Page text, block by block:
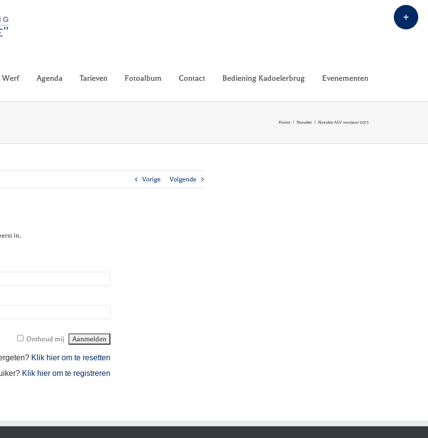
Werf Agenda Tarieven Fotoalbum Contact Bediening Kadoelerbrug Evenementen
Home / Notulen / Notulen ALV voorjaar 2013
Vorige Volgende
in.
Onthoud mij
Klik hier om te resetten
Klik hier om te registreren
Toggle
Sliding
Bar